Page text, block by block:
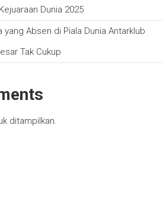
Dunia 2025
yang Absen di Piala Dunia Antarklub
Tak Cukup
ditampilkan.